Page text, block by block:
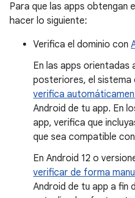
Para que las apps obtengan
hacer lo siguiente:
Verifica el dominio con
En las apps orientadas
posteriores, el sistema
verifica
Android de tu app. En
app, verifica que
que sea compatible
En Android 12 o
verificar de forma
Android de tu app a fin